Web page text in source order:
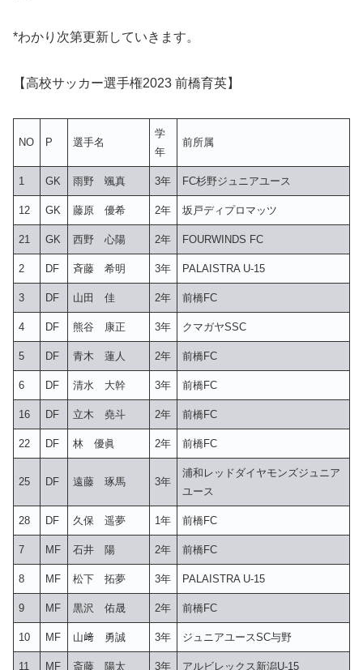
*わかり次第更新していきます。
【高校サッカー選手権2023 前橋育英】
NO P 選手名
学
年
前所属
1 GK 雨野 颯真 3年 FC杉野ジュニアユース
12 GK 藤原 優希 2年 坂戸ディプロマッツ
21 GK 西野 心陽 2年 FOURWINDS FC
2 DF 斉藤 希明 3年 PALAISTRA U-15
3 DF 山田 佳 2年 前橋FC
4 DF 熊谷 康正 3年 クマガヤSSC
5 DF 青木 蓮人 2年 前橋FC
6 DF 清水 大幹 3年 前橋FC
16 DF 立木 堯斗 2年 前橋FC
22 DF 林 優眞 2年 前橋FC
25 DF 遠藤 琢馬 3年
浦和レッドダイヤモンズジュニア
ユース
28 DF 久保 遥夢 1年 前橋FC
7 MF 石井 陽 2年 前橋FC
8 MF 松下 拓夢 3年 PALAISTRA U-15
9 MF 黒沢 佑晟 2年 前橋FC
10 MF 山﨑 勇誠 3年 ジュニアユースSC与野
11 MF 斎藤 陽太 3年 アルビレックス新潟U-15